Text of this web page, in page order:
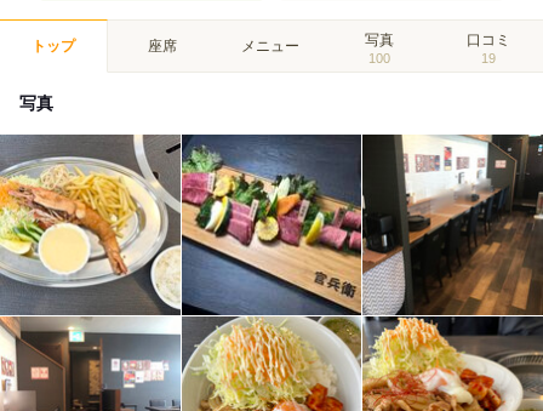
トップ 座席 メニュー 写真
100
口コミ
19
写真